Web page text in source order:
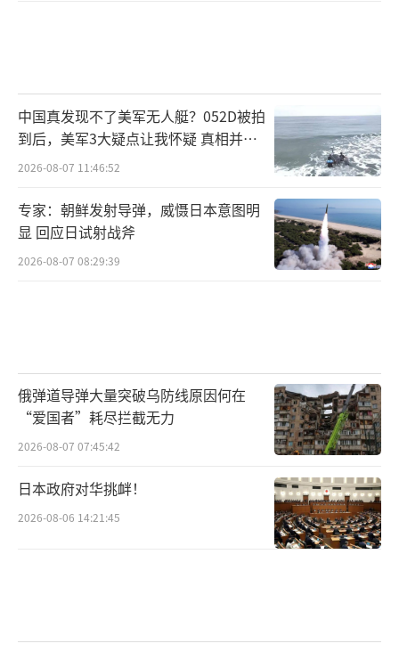
中国真发现不了美军无人艇？052D被拍
到后，美军3大疑点让我怀疑 真相并非
如此
2026-08-07 11:46:52
专家：朝鲜发射导弹，威慑日本意图明
显 回应日试射战斧
2026-08-07 08:29:39
俄弹道导弹大量突破乌防线原因何在
“爱国者”耗尽拦截无力
2026-08-07 07:45:42
日本政府对华挑衅！
2026-08-06 14:21:45